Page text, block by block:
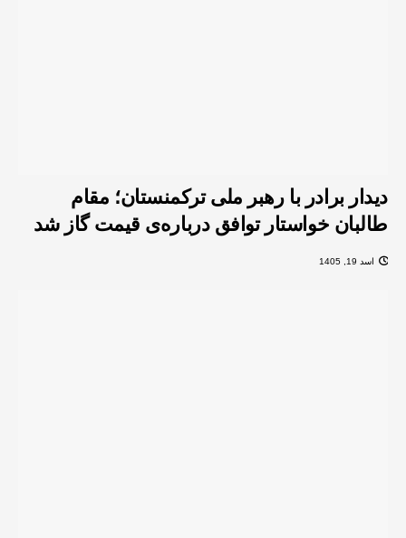
دیدار برادر با رهبر ملی ترکمنستان؛ مقام
طالبان خواستار توافق درباره‌‌ی قیمت گاز شد
اسد 19, 1405